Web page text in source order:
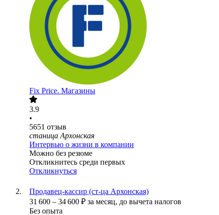
Fix Price. Магазины
3.9
•
5651 отзыв
станица Архонская
Интервью о жизни в компании
Можно без резюме
Откликнитесь среди первых
Откликнуться
Продавец-кассир (ст-ца Архонская)
31 600 – 34 600 ₽ за месяц, до вычета налогов
Без опыта